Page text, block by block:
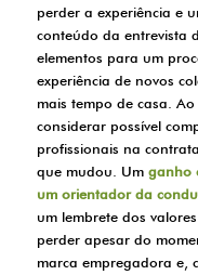
perder a experiência e
conteúdo da entrevista
elementos para um
experiência de novos
mais tempo de casa.
considerar possível
profissionais na
que mudou. Um ganho
um orientador da
um lembrete dos
perder apesar do
marca empregadora e,